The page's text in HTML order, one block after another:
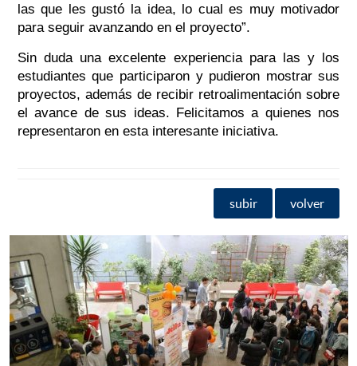
las que les gustó la idea, lo cual es muy motivador
para seguir avanzando en el proyecto”.
Sin duda una excelente experiencia para las y los
estudiantes que participaron y pudieron mostrar sus
proyectos, además de recibir retroalimentación sobre
el avance de sus ideas. Felicitamos a quienes nos
representaron en esta interesante iniciativa.
subir volver